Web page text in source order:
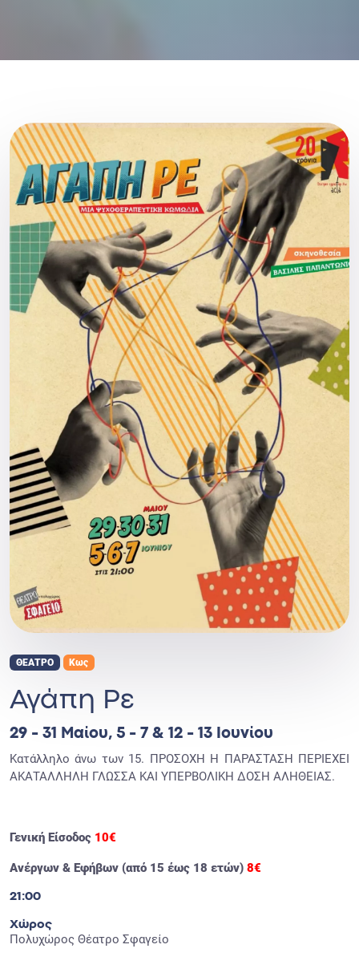
ΘΕΑΤΡΟ Κως
Αγάπη Ρε
29 - 31 Μαίου, 5 - 7 & 12 - 13 Ιουνίου
Κατάλληλο άνω των 15. ΠΡΟΣΟΧΗ Η ΠΑΡΑΣΤΑΣΗ ΠΕΡΙΕΧΕΙ
ΑΚΑΤΑΛΛΗΛΗ ΓΛΩΣΣΑ ΚΑΙ ΥΠΕΡΒΟΛΙΚΗ ΔΟΣΗ ΑΛΗΘΕΙΑΣ.
Γενική Είσοδος 10€
Ανέργων & Εφήβων (από 15 έως 18 ετών) 8€
21:00
Χώρος
Πολυχώρος Θέατρο Σφαγείο